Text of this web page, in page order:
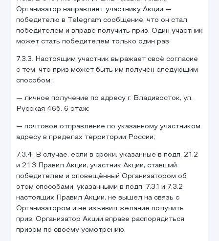
Организатор направляет участнику Акции —
победителю в Telegram сообщение, что он стал
победителем и вправе получить приз. Один участник
может стать победителем только один раз
7.3.3. Настоящим участник выражает своё согласие
с тем, что приз может быть им получен следующим
способом:
— личное получение по адресу г. Владивосток, ул.
Русская 46б, 6 этаж;
— почтовое отправление по указанному участником
адресу в пределах территории России;
7.3.4. В случае, если в сроки, указанные в подп. 2.1.2
и 2.1.3 Правил Акции, участник Акции, ставший
победителем и оповещённый Организатором об
этом способами, указанными в подп. 7.3.1 и 7.3.2
настоящих Правил Акции, не вышел на связь с
Организатором и не изъявил желание получить
приз, Организатор Акции вправе распорядиться
призом по своему усмотрению.